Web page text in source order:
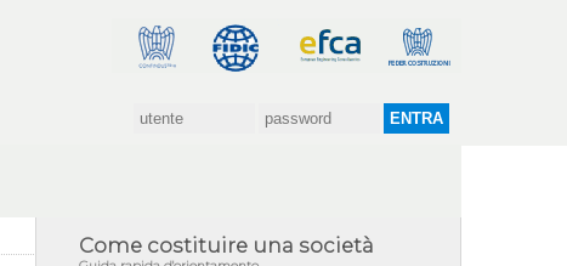
Come costituire una società